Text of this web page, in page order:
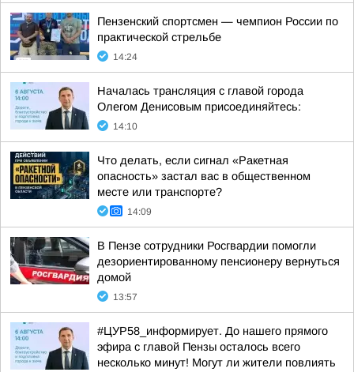
Пензенский спортсмен — чемпион России по
практической стрельбе
14:24
Началась трансляция с главой города
Олегом Денисовым присоединяйтесь:
14:10
Что делать, если сигнал «Ракетная
опасность» застал вас в общественном
месте или транспорте?
14:09
В Пензе сотрудники Росгвардии помогли
дезориентированному пенсионеру вернуться
домой
13:57
#ЦУР58_информирует. До нашего прямого
эфира с главой Пензы осталось всего
несколько минут! Могут ли жители повлиять